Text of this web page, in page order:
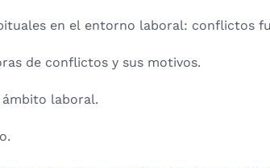
en el entorno laboral: conflictos
de conflictos y sus motivos.
laboral.